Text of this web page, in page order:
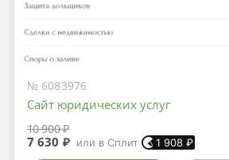
№ 6083976
Сайт юридических услуг
10 900 ₽
7 630 ₽ или в Сплит 1 908₽